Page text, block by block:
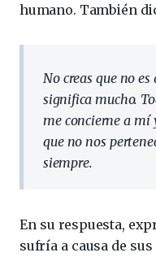
humano. También
No creas que no
significa mucho.
me concierne a mí
que no nos
siempre.
En su respuesta,
sufría a causa de